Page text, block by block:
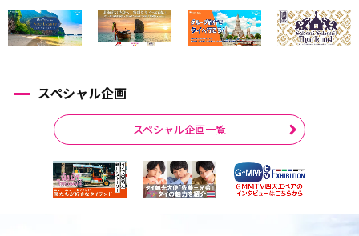
スペシャル企画
スペシャル企画一覧